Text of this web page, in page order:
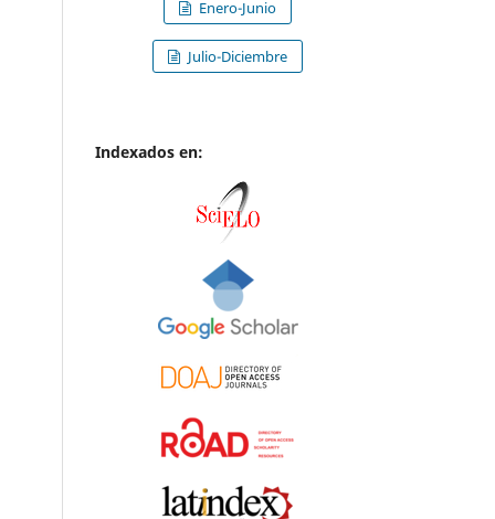
Enero-Junio
Julio-Diciembre
Indexados en: